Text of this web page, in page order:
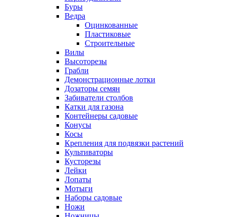
Буры
Ведра
Оцинкованные
Пластиковые
Строительные
Вилы
Высоторезы
Грабли
Демонстрационные лотки
Дозаторы семян
Забиватели столбов
Катки для газона
Контейнеры садовые
Конусы
Косы
Крепления для подвязки растений
Культиваторы
Кусторезы
Лейки
Лопаты
Мотыги
Наборы садовые
Ножи